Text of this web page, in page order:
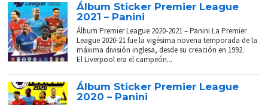
Álbum Sticker Premier League
2021 – Panini
Álbum Premier League 2020-2021 – Panini La Premier
League 2020-21 fue la vigésima novena temporada de la
máxima división inglesa, desde su creación en 1992.
El Liverpool era el campeón...
Álbum Sticker Premier League
2020 – Panini